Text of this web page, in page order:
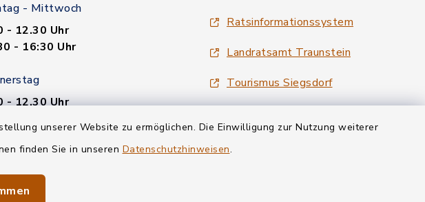
unserer Website zu ermöglichen. Die Einwilligung zur Nutzung weiterer
finden Sie in unseren Datenschutzhinweisen.
- Mittwoch
- 12.30 Uhr
- 16:30 Uhr
- 12.30 Uhr
- 12.30 Uhr
Ratsinformationssystem
Landratsamt Traunstein
Tourismus Siegsdorf